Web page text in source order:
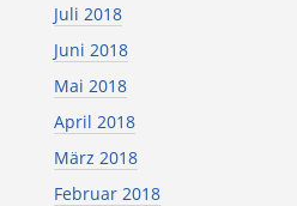
Juli 2018
Juni 2018
Mai 2018
April 2018
März 2018
Februar 2018